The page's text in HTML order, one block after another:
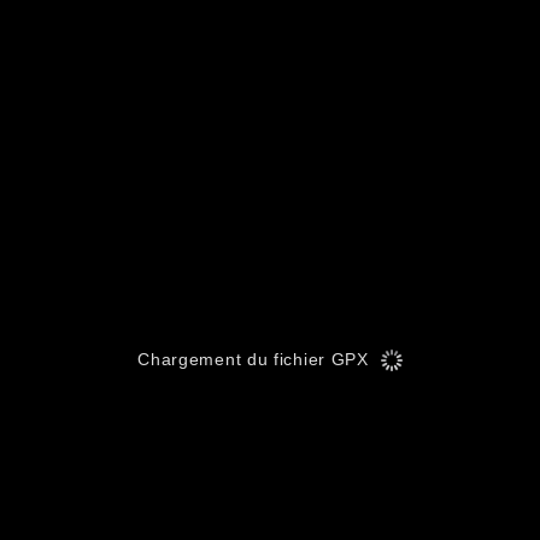
Chargement du fichier GPX